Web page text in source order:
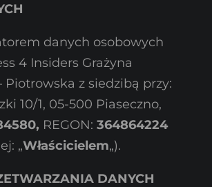
danych osobowych
4 Insiders Grażyna
Piotrowska z siedzibą przy:
10/1, 05-500 Piaseczno,
REGON: 364864224
„Właścicielem„).
DANYCH